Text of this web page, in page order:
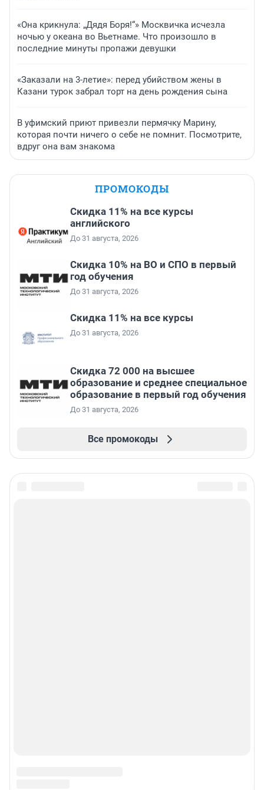
«Она крикнула: „Дядя Боря!“» Москвичка исчезла
ночью у океана во Вьетнаме. Что произошло в
последние минуты пропажи девушки
«Заказали на 3-летие»: перед убийством жены в
Казани турок забрал торт на день рождения сына
В уфимский приют привезли пермячку Марину,
которая почти ничего о себе не помнит. Посмотрите,
вдруг она вам знакома
ПРОМОКОДЫ
Скидка 11% на все курсы
английского
До 31 августа, 2026
Скидка 10% на ВО и СПО в первый
год обучения
До 31 августа, 2026
Скидка 11% на все курсы
До 31 августа, 2026
Скидка 72 000 на высшее
образование и среднее специальное
образование в первый год обучения
До 31 августа, 2026
Все промокоды